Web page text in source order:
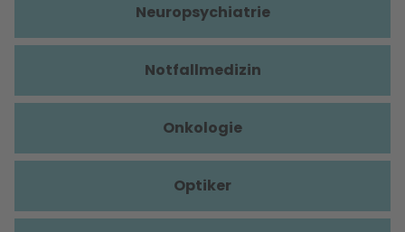
Neuropsychiatrie
Notfallmedizin
Onkologie
Optiker